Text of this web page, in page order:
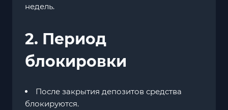
недель.
2. Период
блокировки
После закрытия депозитов средства
блокируются.